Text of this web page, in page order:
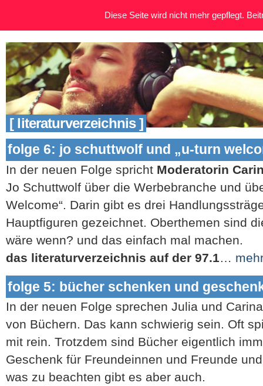
[ literaturverzeichnis ]
folge 6: jo schuttwolf und „u-turn
In der neuen Folge spricht Moderatorin
Jo Schuttwolf über die Werbebranche und
Welcome“. Darin gibt es drei
Hauptfiguren gezeichnet. Oberthemen sind
wäre wenn? und das einfach mal machen.
das literaturverzeichnis auf der 97.1…
folge 5: bücher schenken und
In der neuen Folge sprechen Julia und
von Büchern. Das kann schwierig sein. Oft
mit rein. Trotzdem sind Bücher eigentlich
Geschenk für Freundeinnen und Freunde
was zu beachten gibt es aber auch.
Diese Seite wird nicht mehr gepflegt.